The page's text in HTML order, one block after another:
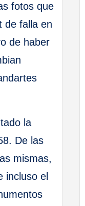
fotos que
de falla en
de haber
la
De las
mismas,
incluso el